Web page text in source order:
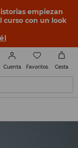
empiezan
curso con un look
Cuenta Favoritos Cesta